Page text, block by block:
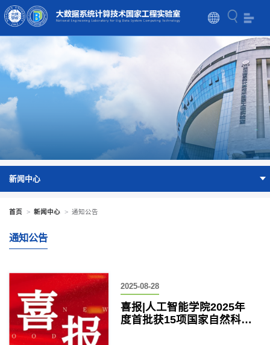
新闻中心
首页 > 新闻中心 > 通知公告
通知公告
2025-08-28
喜报|人工智能学院2025年
度首批获15项国家自然科学